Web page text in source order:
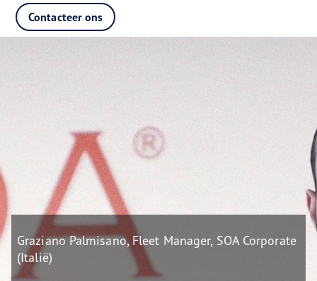
Contacteer ons
Graziano Palmisano, Fleet Manager, SOA Corporate
(Italië)